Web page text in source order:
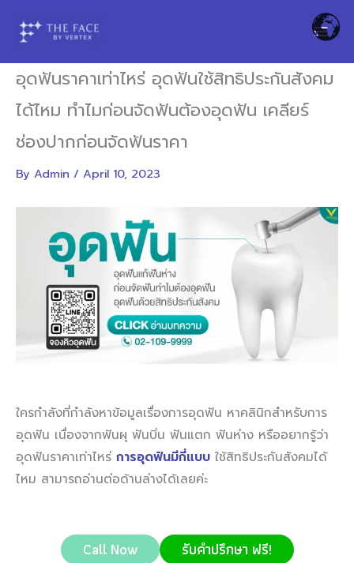
อุดฟันราคาเท่าไหร่ อุดฟันใช้สิทธิประกันสังคม
ได้ไหม ทำไมก่อนจัดฟันต้องอุดฟัน เคลียร์
ช่องปากก่อนจัดฟันราคา
By Admin / April 10, 2023
ใครกำลังที่กำลังหาข้อมูลเรื่องการอุดฟัน หาคลินิกสำหรับการ
อุดฟัน เนื่องจากฟันผุ ฟันบิ่น ฟันแตก ฟันห่าง หรืออยากรู้ว่า
อุดฟันราคาเท่าไหร่ การอุดฟันมีกี่แบบ ใช้สิทธิประกันสังคมได้
ไหม สามารถอ่านต่อด้านล่างได้เลยค่ะ
Call Now รับคำปรึกษา ฟรี!